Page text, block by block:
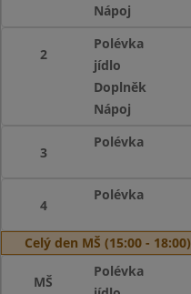
Nápoj
2
Polévka
jídlo
Doplněk
Nápoj
3
Polévka
4
Polévka
Celý den MŠ (15:00 - 18:00)
MŠ
Polévka